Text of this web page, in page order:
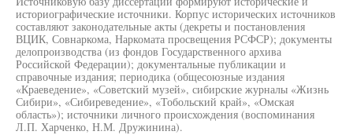
историографические источники. Корпус исторических источников
составляют законодательные акты (декреты и постановления
ВЦИК, Совнаркома, Наркомата просвещения РСФСР); документы
делопроизводства (из фондов Государственного архива
Российской Федерации); документальные публикации и
справочные издания; периодика (общесоюзные издания
«Краеведение», «Советский музей», сибирские журналы «Жизнь
Сибири», «Сибиреведение», «Тобольский край», «Омская
область»); источники личного происхождения (воспоминания
Л.П. Харченко, Н.М. Дружинина).